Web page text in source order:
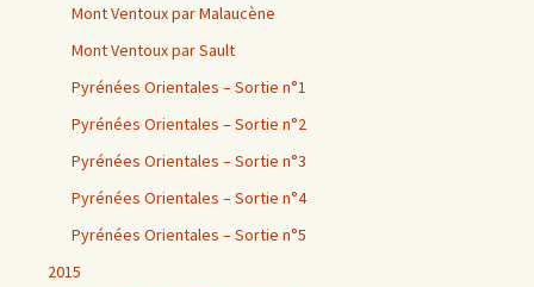
Mont Ventoux par Malaucène
Mont Ventoux par Sault
Pyrénées Orientales – Sortie n°1
Pyrénées Orientales – Sortie n°2
Pyrénées Orientales – Sortie n°3
Pyrénées Orientales – Sortie n°4
Pyrénées Orientales – Sortie n°5
2015